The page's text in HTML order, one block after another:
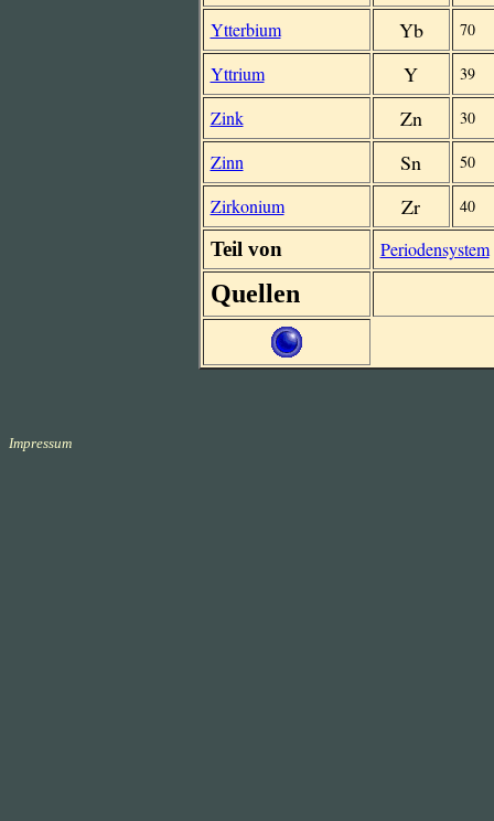
Ytterbium Yb 70
Yttrium Y 39
Zink Zn 30
Zinn Sn 50
Zirkonium Zr 40
Teil von Periodensystem
Quellen
Impressum